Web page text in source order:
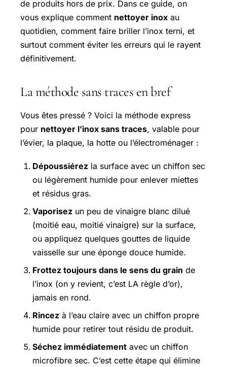
de produits hors de prix. Dans ce guide, on
vous explique comment nettoyer inox au
quotidien, comment faire briller l’inox terni, et
surtout comment éviter les erreurs qui le rayent
définitivement.
La méthode sans traces en bref
Vous êtes pressé ? Voici la méthode express
pour nettoyer l’inox sans traces, valable pour
l’évier, la plaque, la hotte ou l’électroménager :
Dépoussiérez la surface avec un chiffon sec
ou légèrement humide pour enlever miettes
et résidus gras.
Vaporisez un peu de vinaigre blanc dilué
(moitié eau, moitié vinaigre) sur la surface,
ou appliquez quelques gouttes de liquide
vaisselle sur une éponge douce humide.
Frottez toujours dans le sens du grain de
l’inox (on y revient, c’est LA règle d’or),
jamais en rond.
Rincez à l’eau claire avec un chiffon propre
humide pour retirer tout résidu de produit.
Séchez immédiatement avec un chiffon
microfibre sec. C’est cette étape qui élimine